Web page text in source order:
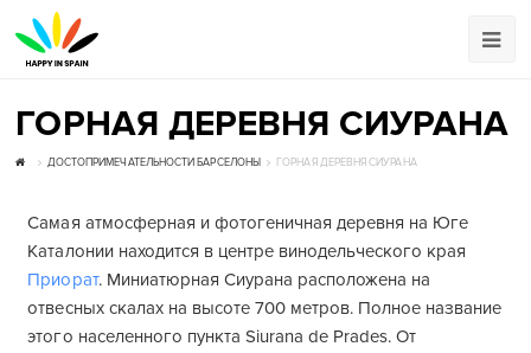
ГОРНАЯ ДЕРЕВНЯ СИУРАНА
ДОСТОПРИМЕЧАТЕЛЬНОСТИ БАРСЕЛОНЫ ГОРНАЯ ДЕРЕВНЯ СИУРАНА
Самая атмосферная и фотогеничная деревня на Юге
Каталонии находится в центре винодельческого края
Приорат. Миниатюрная Сиурана расположена на
отвесных скалах на высоте 700 метров. Полное название
этого населенного пункта Siurana de Prades. От